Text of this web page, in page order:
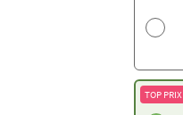
TOP PRIX